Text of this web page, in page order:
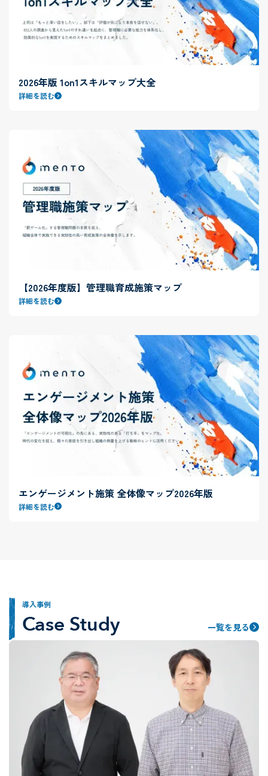
2026年版 1on1スキルマップ大全
詳細を読む
【2026年度版】管理職育成施策マップ
詳細を読む
エンゲージメント施策 全体像マップ2026年版
詳細を読む
導入事例
Case Study 一覧を見る